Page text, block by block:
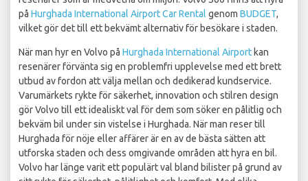
på Hurghada International Airport Car Rental genom BUDGET,
vilket gör det till ett bekvämt alternativ för besökare i staden.
När man hyr en Volvo på Hurghada International Airport kan
resenärer förvänta sig en problemfri upplevelse med ett brett
utbud av fordon att välja mellan och dedikerad kundservice.
Varumärkets rykte för säkerhet, innovation och stilren design
gör Volvo till ett idealiskt val för dem som söker en pålitlig och
bekväm bil under sin vistelse i Hurghada. När man reser till
Hurghada för nöje eller affärer är en av de bästa sätten att
utforska staden och dess omgivande områden att hyra en bil.
Volvo har länge varit ett populärt val bland bilister på grund av